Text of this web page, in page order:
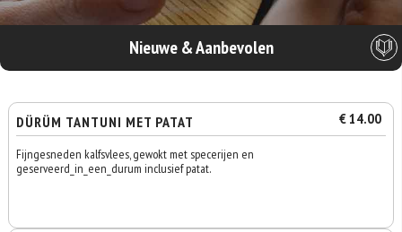
Nieuwe & Aanbevolen
DÜRÜM TANTUNI MET PATAT € 14.00
Fijngesneden kalfsvlees, gewokt met specerijen en
geserveerd_in_een_durum inclusief patat.